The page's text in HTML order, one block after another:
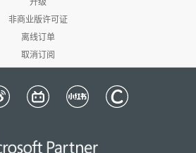
非商业版许可证
离线订单
取消订阅